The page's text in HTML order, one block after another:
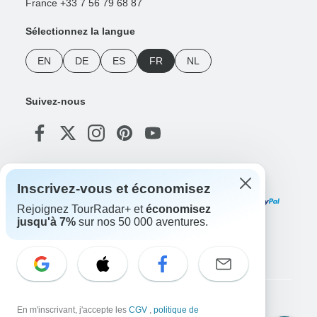
France +33 7 56 79 68 87
Sélectionnez la langue
EN DE ES FR NL
Suivez-nous
Inscrivez-vous et économisez
Rejoignez TourRadar+ etéconomisez
jusqu'à 7% sur nos 50 000 aventures.
En m'inscrivant, j'accepte les CGV , politique de